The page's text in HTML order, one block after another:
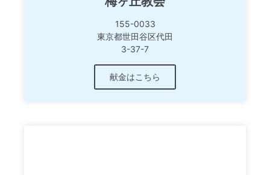
155-0033
東京都世田谷区代田
3-37-7
献金はこちら